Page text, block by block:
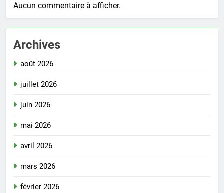
Aucun commentaire à afficher.
Archives
août 2026
juillet 2026
juin 2026
mai 2026
avril 2026
mars 2026
février 2026